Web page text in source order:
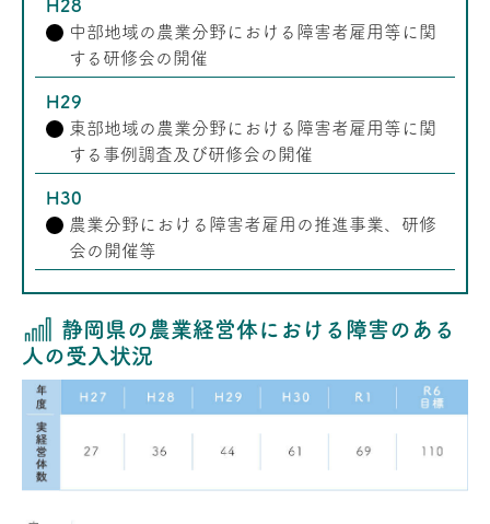
H28
中部地域の農業分野における障害者雇用等に関
する研修会の開催
H29
東部地域の農業分野における障害者雇用等に関
する事例調査及び研修会の開催
H30
農業分野における障害者雇用の推進事業、研修
会の開催等
静岡県の農業経営体における障害のある
人の受入状況